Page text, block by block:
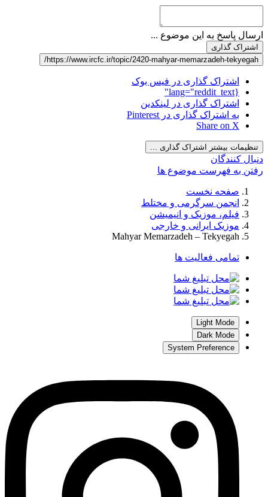
ارسال پاسخ به این موضوع ...
اشتراک گذاری
https://www.ircfc.ir/topic/2420-mahyar-memarzadeh-tekyegah/
اشتراک گذاری در فیس بوک
{lang="reddit_text"
اشتراک گذاری در لینکدین
به اشتراک گذاری در Pinterest
Share on X
تنظیمات بیشتر اشتراک گذاری ...
دنبال کنندگان
رفتن به فهرست موضوع ها
صفحه نخست
انجمن سرگرمی و مختلط
فیلم، موزیک و انیمیشن
موزیک ایرانی و خارجی
Mahyar Memarzadeh – Tekyegah
تمامی فعالیت ها
Light Mode
Dark Mode
System Preference